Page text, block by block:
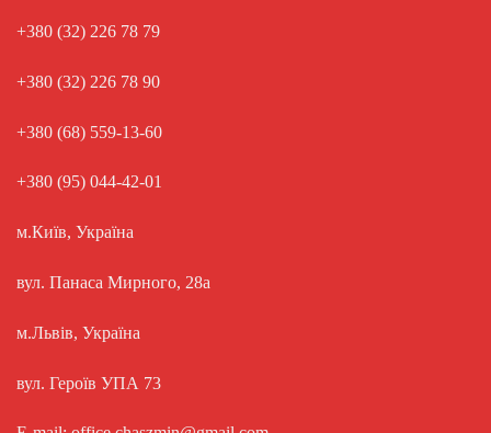
+380 (32) 226 78 79
+380 (32) 226 78 90
+380 (68) 559-13-60
+380 (95) 044-42-01
м.Київ, Україна
вул. Панаса Мирного, 28а
м.Львів, Україна
вул. Героїв УПА 73